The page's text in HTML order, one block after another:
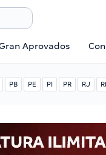
Aprovados
PB PE PI PR RJ